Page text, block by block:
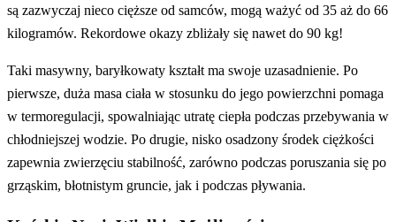
są zazwyczaj nieco cięższe od samców, mogą ważyć od 35 aż do 66
kilogramów. Rekordowe okazy zbliżały się nawet do 90 kg!
Taki masywny, baryłkowaty kształt ma swoje uzasadnienie. Po
pierwsze, duża masa ciała w stosunku do jego powierzchni pomaga
w termoregulacji, spowalniając utratę ciepła podczas przebywania w
chłodniejszej wodzie. Po drugie, nisko osadzony środek ciężkości
zapewnia zwierzęciu stabilność, zarówno podczas poruszania się po
grząskim, błotnistym gruncie, jak i podczas pływania.